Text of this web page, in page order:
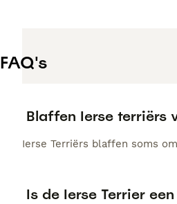
FAQ's
Blaffen Ierse terriërs
Ierse Terriërs blaffen soms
Is de Ierse Terrier